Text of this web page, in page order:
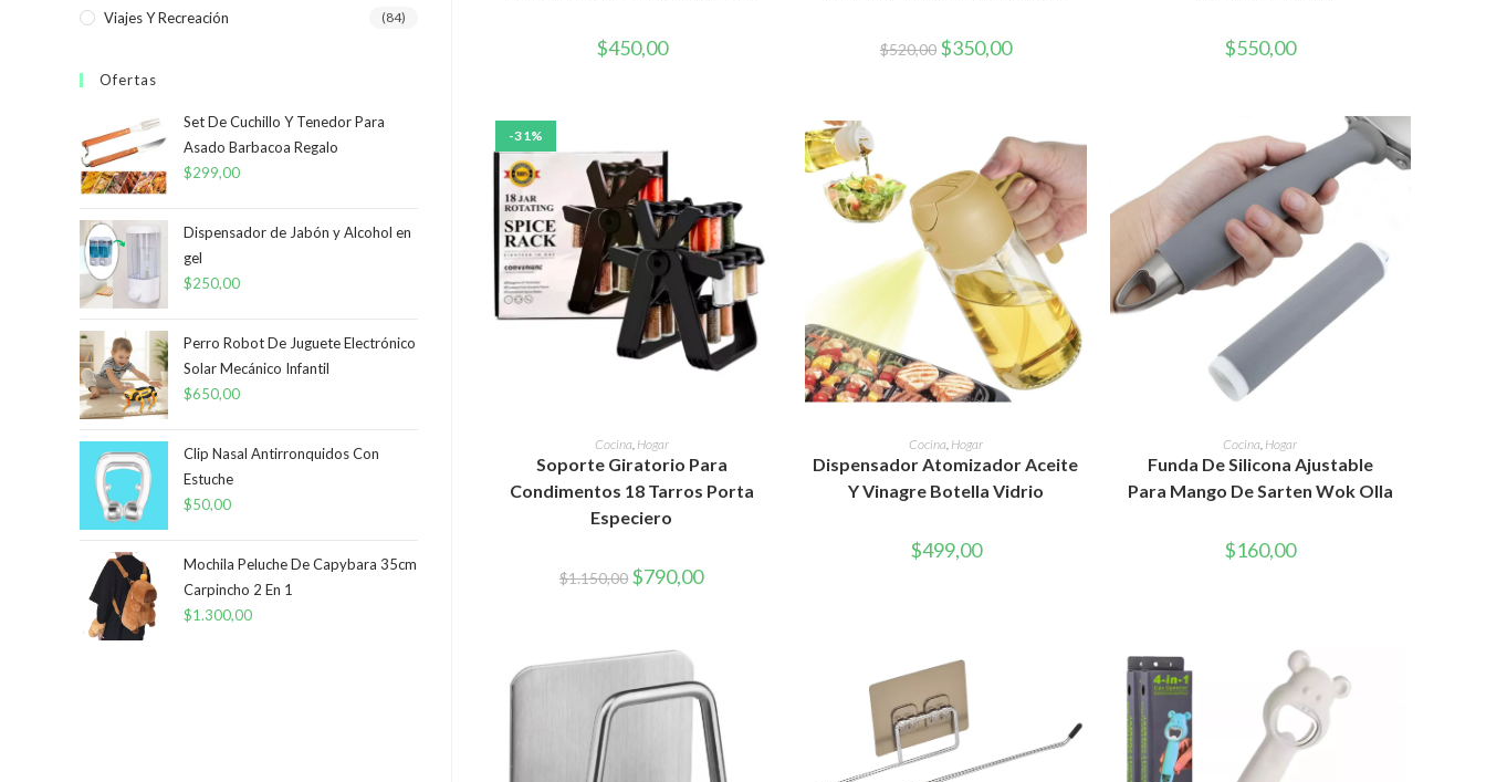
$450,00 $520,00 El
precio
$350,00El
precio
$550,00
-31%
AÑADIR AL CARRITO
Cocina, Hogar
Soporte Giratorio Para
Condimentos 18 Tarros Porta
Especiero
$1.150,00 El
precio
$790,00El
precio
AÑADIR AL CARRITO
Cocina, Hogar
Dispensador Atomizador Aceite
Y Vinagre Botella Vidrio
$499,00
AÑADIR AL CARRITO
Cocina, Hogar
Funda De Silicona Ajustable
Para Mango De Sarten Wok Olla
$160,00
Viajes Y Recreación (84)
Ofertas
Set De Cuchillo Y Tenedor Para
Asado Barbacoa Regalo
$299,00
Dispensador de Jabón y Alcohol en
gel
$250,00
Perro Robot De Juguete Electrónico
Solar Mecánico Infantil
$650,00
Clip Nasal Antirronquidos Con
Estuche
$50,00
Mochila Peluche De Capybara 35cm
Carpincho 2 En 1
$1.300,00